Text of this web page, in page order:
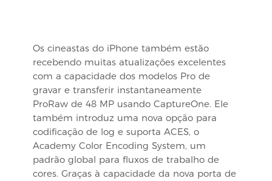
Os cineastas do iPhone também estão
recebendo muitas atualizações excelentes
com a capacidade dos modelos Pro de
gravar e transferir instantaneamente
ProRaw de 48 MP usando CaptureOne. Ele
também introduz uma nova opção para
codificação de log e suporta ACES, o
Academy Color Encoding System, um
padrão global para fluxos de trabalho de
cores. Graças à capacidade da nova porta de